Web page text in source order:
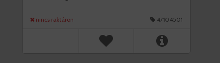
nincs raktáron 47104501